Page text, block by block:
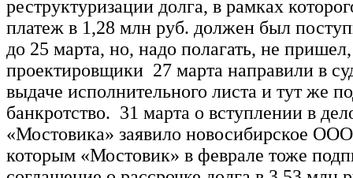
реструктуризации долга, в рамках
платеж в 1,28 млн руб. должен был
до 25 марта, но, надо полагать, не
проектировщики 27 марта направили в
выдаче исполнительного листа и тут же
банкротство. 31 марта о вступлении в
«Мостовика» заявило новосибирское
которым «Мостовик» в феврале тоже